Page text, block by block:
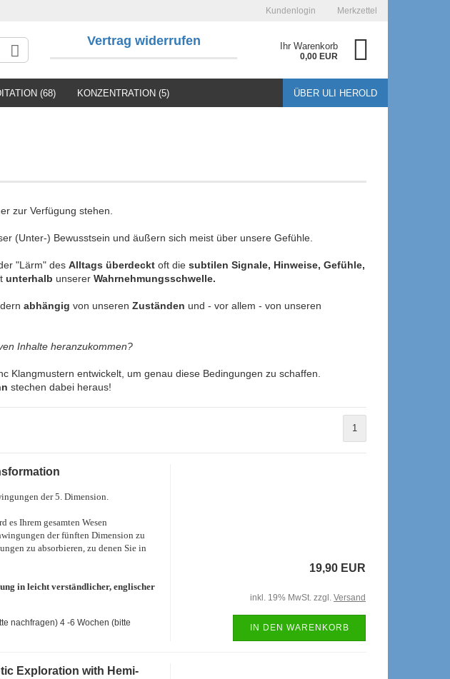
Kundenlogin Merkzettel
Vertrag widerrufen Ihr Warenkorb
0,00 EUR
(68) KONZENTRATION (5) ÜBER ULI HEROLD
zur Verfügung stehen.
(Unter-) Bewusstsein und äußern sich meist über unsere Gefühle.
"Lärm" des Alltags überdeckt oft die subtilen Signale, Hinweise, Gefühle,
unterhalb unserer Wahrnehmungsschwelle.
abhängig von unseren Zuständen und - vor allem - von unseren
Inhalte heranzukommen?
Klangmustern entwickelt, um genau diese Bedingungen zu schaffen.
stechen dabei heraus!
1
der 5. Dimension.
es Ihrem gesamten Wesen
der fünften Dimension zu
zu absorbieren, zu denen Sie in
in leicht verständlicher, englischer
4 -6 Wochen (bitte
19,90 EUR
inkl. 19% MwSt. zzgl. Versand
IN DEN WARENKORB
Exploration with Hemi-